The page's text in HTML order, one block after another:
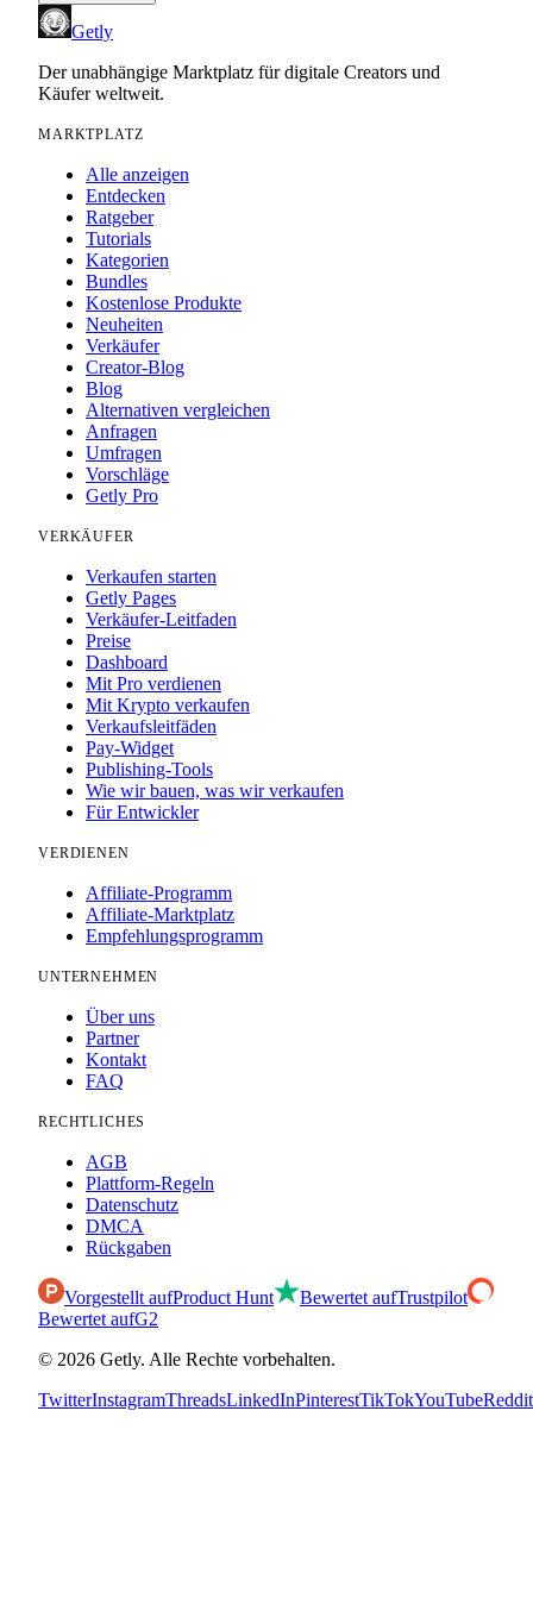
Getly
Der unabhängige Marktplatz für digitale Creators und
Käufer weltweit.
MARKTPLATZ
Alle anzeigen
Entdecken
Ratgeber
Tutorials
Kategorien
Bundles
Kostenlose Produkte
Neuheiten
Verkäufer
Creator-Blog
Blog
Alternativen vergleichen
Anfragen
Umfragen
Vorschläge
Getly Pro
VERKÄUFER
Verkaufen starten
Getly Pages
Verkäufer-Leitfaden
Preise
Dashboard
Mit Pro verdienen
Mit Krypto verkaufen
Verkaufsleitfäden
Pay-Widget
Publishing-Tools
Wie wir bauen, was wir verkaufen
Für Entwickler
VERDIENEN
Affiliate-Programm
Affiliate-Marktplatz
Empfehlungsprogramm
UNTERNEHMEN
Über uns
Partner
Kontakt
FAQ
RECHTLICHES
AGB
Plattform-Regeln
Datenschutz
DMCA
Rückgaben
Vorgestellt aufProduct Hunt Bewertet aufTrustpilot
Bewertet aufG2
© 2026 Getly. Alle Rechte vorbehalten.
TwitterInstagramThreadsLinkedInPinterestTikTokYouTubeReddit